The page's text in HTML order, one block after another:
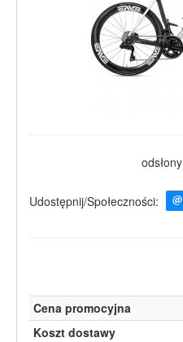
odsłony
Udostępnij/Społeczności:
Cena promocyjna
Koszt dostawy